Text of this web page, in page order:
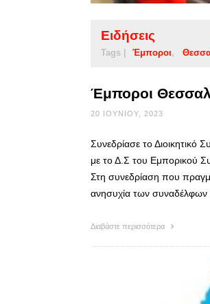
Ειδήσεις
Tags | Έμποροι
Έμποροι
20 ΙΟΥΝΊΟΥ, 2023
Συνεδρίασε το Διοικητικό
με το Δ.Σ του Εμπορικού
Στη συνεδρίαση που
ανησυχία των συναδέλφων
Διαβάστε περισσότερα